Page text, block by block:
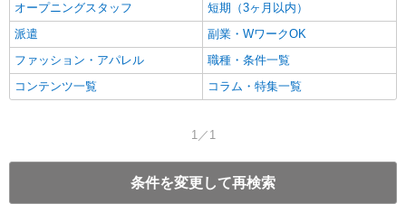
オープニングスタッフ
短期（3ヶ月以内）
派遣
副業・WワークOK
ファッション・アパレル
職種・条件一覧
コンテンツ一覧
コラム・特集一覧
1／1
条件を変更して再検索